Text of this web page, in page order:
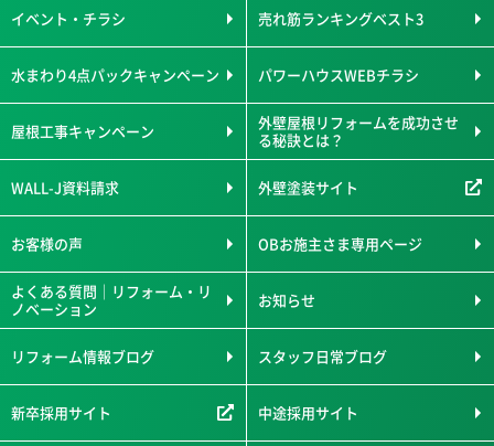
イベント・チラシ 売れ筋ランキングベスト3
水まわり4点パックキャンペーン パワーハウスWEBチラシ
屋根工事キャンペーン
外壁屋根リフォームを成功させ
る秘訣とは？
WALL-J資料請求 外壁塗装サイト
お客様の声 OBお施主さま専用ページ
よくある質問｜リフォーム・リ
ノベーション
お知らせ
リフォーム情報ブログ スタッフ日常ブログ
新卒採用サイト 中途採用サイト